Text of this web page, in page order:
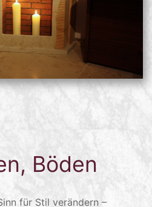
Böden
für Stil verändern –